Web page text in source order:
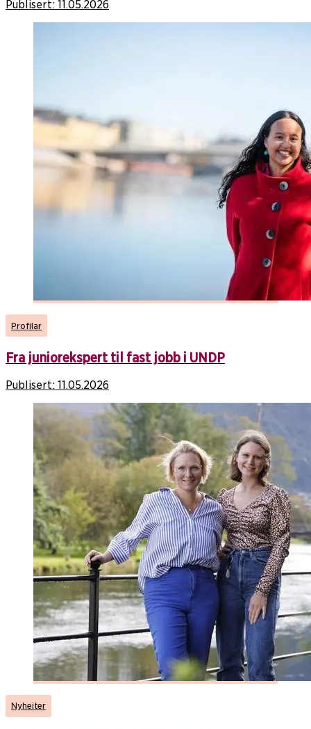
Publisert: 11.05.2026
Profilar
Fra juniorekspert til fast jobb i UNDP
Publisert: 11.05.2026
Nyheiter